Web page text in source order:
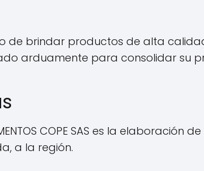
de brindar productos de alta
arduamente para consolidar su
COPE SAS es la
a la región.